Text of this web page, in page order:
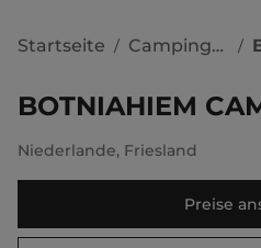
Startseite / Campingplätze /
BOTNIAHIEM
Niederlande, Friesland
Preise